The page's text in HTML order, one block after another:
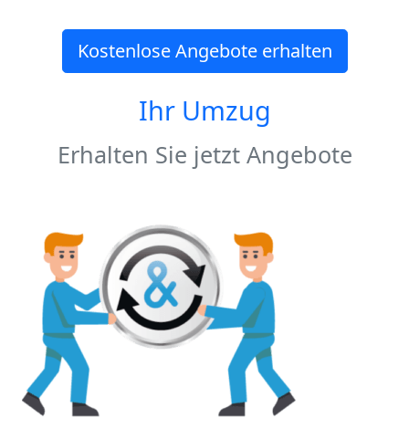
Kostenlose Angebote erhalten
Ihr Umzug
Erhalten Sie jetzt Angebote